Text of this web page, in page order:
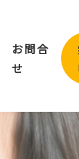
お問合
せ